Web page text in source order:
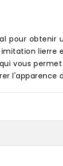
pour
vous
l'apparence